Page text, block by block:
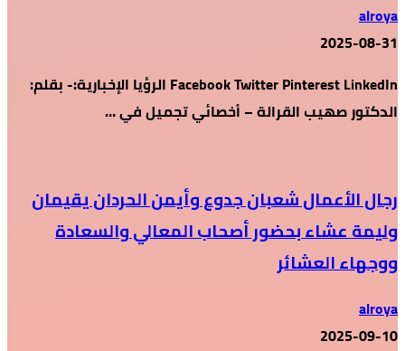
alroya
2025-08-31
Facebook Twitter Pinterest LinkedIn الرؤيا الإخبارية:- بقلم:
الدكتور صهيب القرالة – أخصائي تجميل في …
رجال الأعمال شعبان جدوع وأيمن الحردان يقيمان
وليمة عشاء بحضور أصحاب المعالي والسعادة
ووجهاء العشائر
alroya
2025-09-10